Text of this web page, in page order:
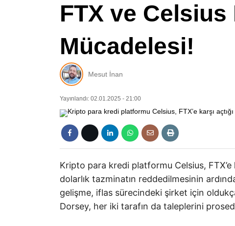
FTX ve Celsius
Mücadelesi!
Mesut İnan
Yayınlandı: 02.01.2025 - 21:00
Kripto para kredi platformu Celsius,
dolarlık tazminatın reddedilmesinin
gelişme, iflas sürecindeki şirket için
Dorsey, her iki tarafın da taleplerini